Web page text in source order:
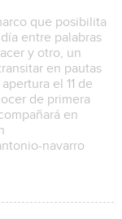
que posibilita
entre palabras
y otro, un
en pautas
el 11 de
de primera
en
navarro